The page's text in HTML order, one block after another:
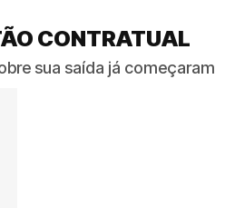
CONTRATUAL
sua saída já começaram